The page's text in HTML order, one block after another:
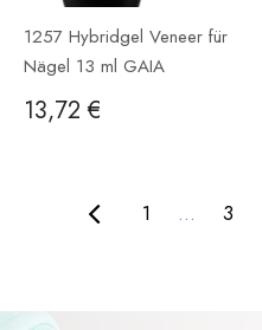
1257 Hybridgel Veneer für
Nägel 13 ml GAIA
13,72 €
1 ... 3